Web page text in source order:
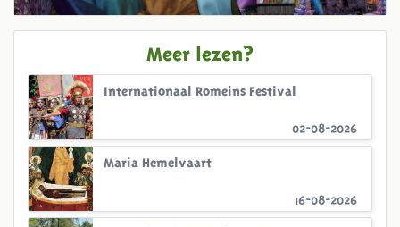
Meer lezen?
02-08-2026
Internationaal Romeins Festival
16-08-2026
Maria Hemelvaart